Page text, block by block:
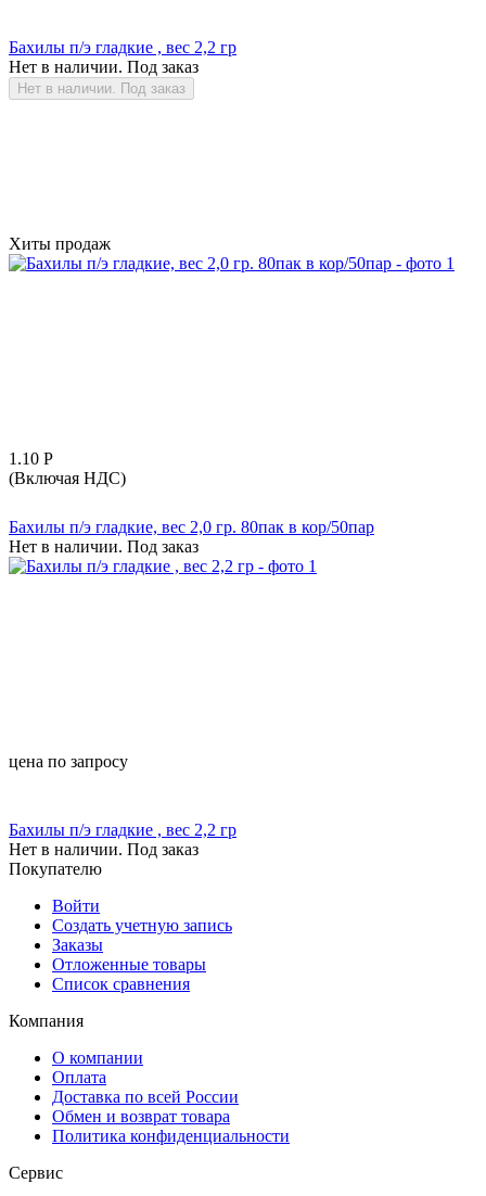
Бахилы п/э гладкие , вес 2,2 гр
Нет в наличии. Под заказ
Нет в наличии. Под заказ
Хиты продаж
1.10 Р
(Включая НДС)
Бахилы п/э гладкие, вес 2,0 гр. 80пак в кор/50пар
Нет в наличии. Под заказ
цена по запросу
Бахилы п/э гладкие , вес 2,2 гр
Нет в наличии. Под заказ
Покупателю
Войти
Создать учетную запись
Заказы
Отложенные товары
Список сравнения
Компания
О компании
Оплата
Доставка по всей России
Обмен и возврат товара
Политика конфиденциальности
Сервис